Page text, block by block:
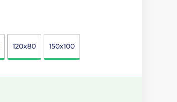
120x80 150x100